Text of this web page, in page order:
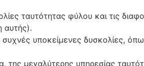
ταυτότητας φύλου και τις
αυτής).
υποκείμενες δυσκολίες,
της μεγαλύτερης υπηρεσίας